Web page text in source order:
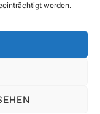
werden.